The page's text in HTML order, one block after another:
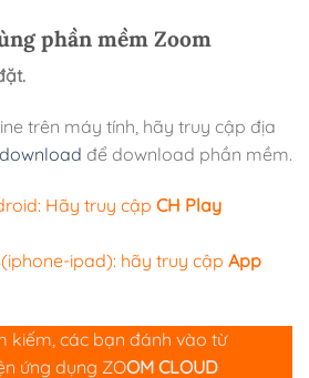
phần mềm Zoom
trên máy tính, hãy truy cập địa
để download phần mềm.
Hãy truy cập CH Play
ipad): hãy truy cập App
kiếm, các bạn đánh vào từ
ứng dụng ZOOM CLOUD